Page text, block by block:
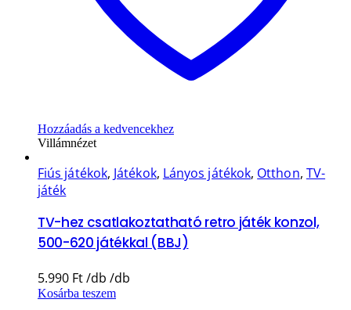
Hozzáadás a kedvencekhez
Villámnézet
Fiús játékok, Játékok, Lányos játékok, Otthon, TV-
játék
TV-hez csatlakoztatható retro játék konzol,
500-620 játékkal (BBJ)
5.990 Ft
Kosárba teszem